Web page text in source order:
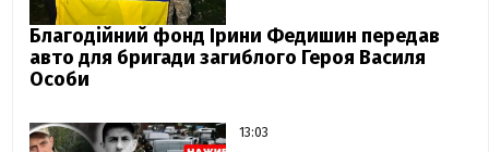
Благодійний фонд Ірини Федишин передав
авто для бригади загиблого Героя Василя
Особи
13:03